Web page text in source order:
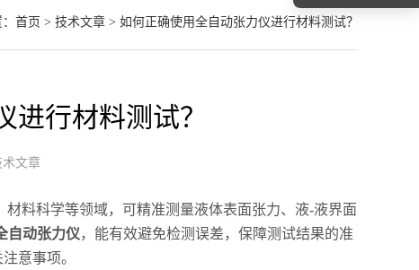
首页 > 技术文章> 如何正确使用全自动张力仪进行材料测试？
行材料测试？
术文章
料科学等领域，可精准测量液体表面张力、液-液界面
自动张力仪，能有效避免检测误差，保障测试结果的准
意事项。